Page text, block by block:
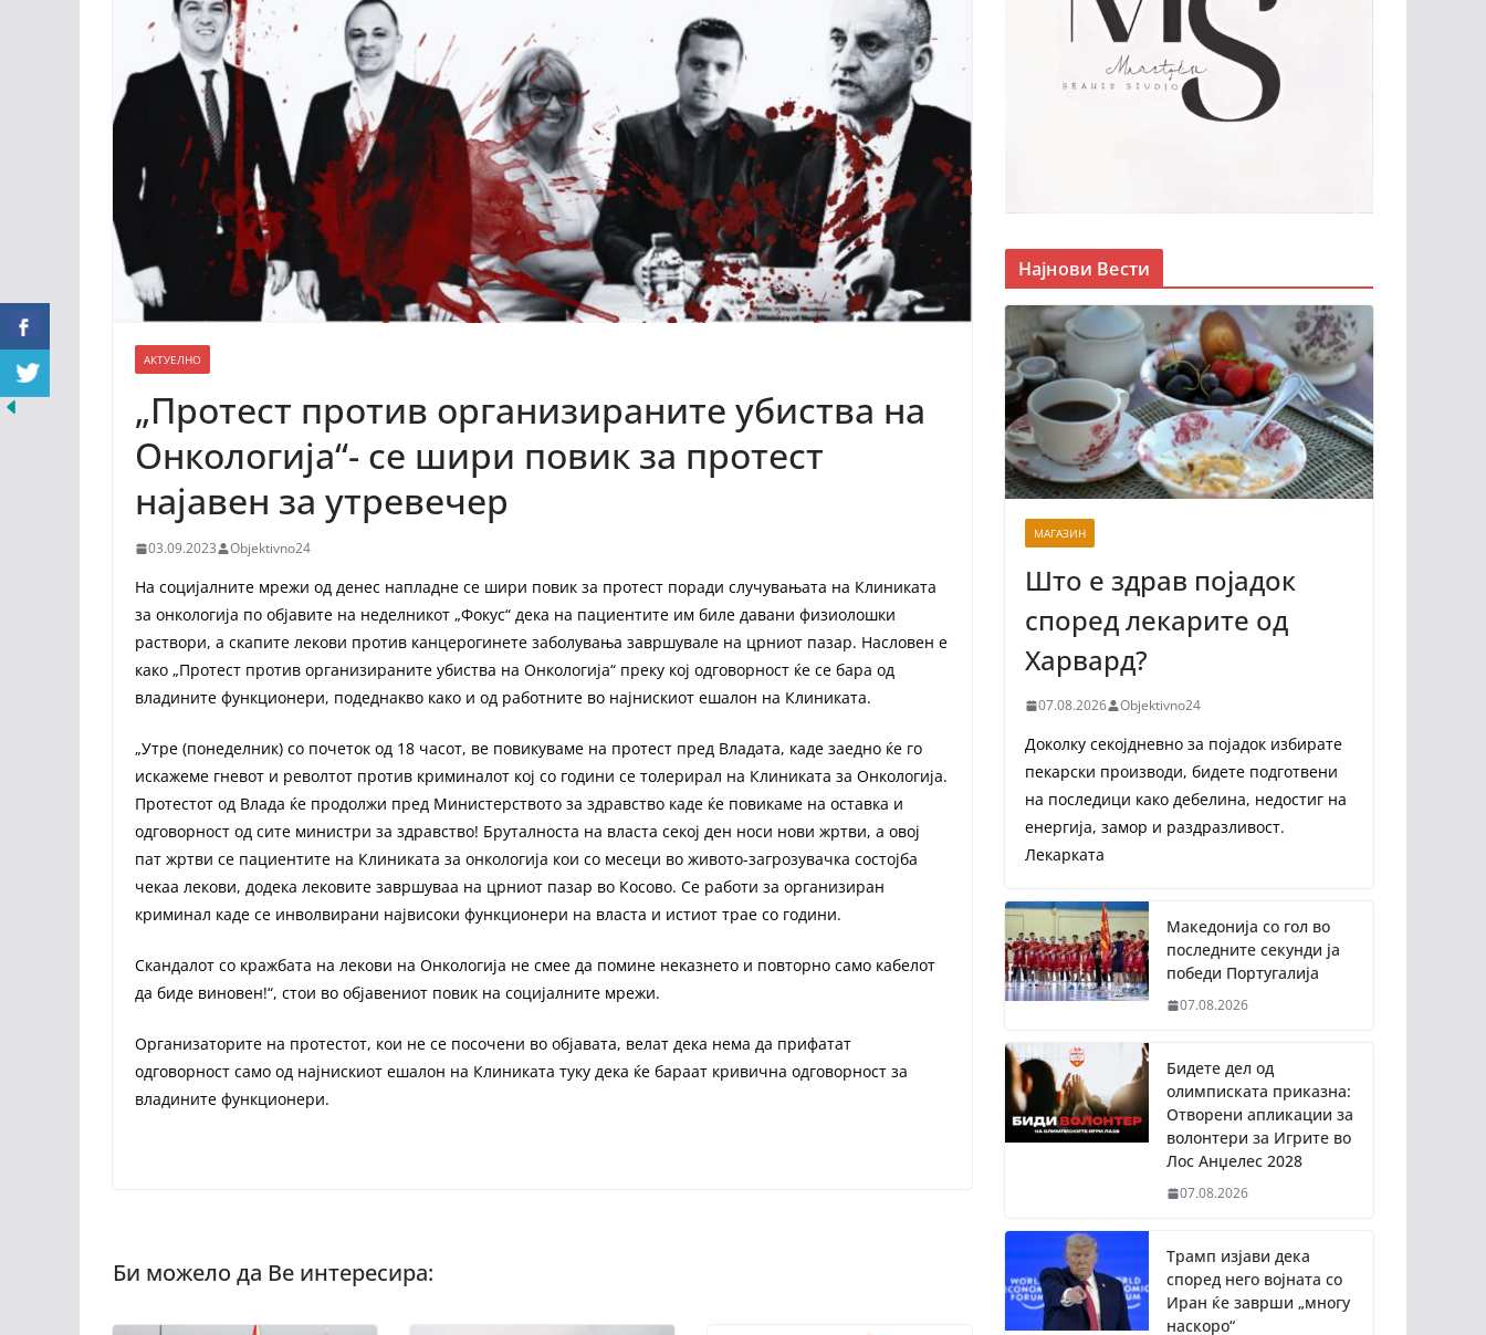
АКТУЕЛНО
„Протест против организираните убиства на
Онкологија“- се шири повик за протест
најавен за утревечер
03.09.2023 Objektivno24
На социјалните мрежи од денес напладне се шири повик за протест поради случувањата на Клиниката
за онкологија по објавите на неделникот „Фокус“ дека на пациентите им биле давани физиолошки
раствори, а скапите лекови против канцерогинете заболувања завршувале на црниот пазар. Насловен е
како „Протест против организираните убиства на Онкологија“ преку кој одговорност ќе се бара од
владините функционери, подеднакво како и од работните во најнискиот ешалон на Клиниката.
„Утре (понеделник) со почеток од 18 часот, ве повикуваме на протест пред Владата, каде заедно ќе го
искажеме гневот и револтот против криминалот кој со години се толерирал на Клиниката за Онкологија.
Протестот од Влада ќе продолжи пред Министерството за здравство каде ќе повикаме на оставка и
одговорност од сите министри за здравство! Бруталноста на власта секој ден носи нови жртви, а овој
пат жртви се пациентите на Клиниката за онкологија кои со месеци во живото-загрозувачка состојба
чекаа лекови, додека лековите завршуваа на црниот пазар во Косово. Се работи за организиран
криминал каде се инволвирани највисоки функционери на власта и истиот трае со години.
Скандалот со кражбата на лекови на Онкологија не смее да помине неказнето и повторно само кабелот
да биде виновен!“, стои во објавениот повик на социјалните мрежи.
Организаторите на протестот, кои не се посочени во објавата, велат дека нема да прифатат
одговорност само од најнискиот ешалон на Клиниката туку дека ќе бараат кривична одговорност за
владините функционери.
Најнови Вести
МАГАЗИН
Што е здрав појадок
според лекарите од
Харвард?
07.08.2026 Objektivno24
Доколку секојдневно за појадок избирате
пекарски производи, бидете подготвени
на последици како дебелина, недостиг на
енергија, замор и раздразливост.
Лекарката
Македонија со гол во
последните секунди ја
победи Португалија
07.08.2026
Бидете дел од
олимписката приказна:
Отворени апликации за
волонтери за Игрите во
Лос Анџелес 2028
07.08.2026
Трамп изјави дека
според него војната со
Иран ќе заврши „многу
наскоро“